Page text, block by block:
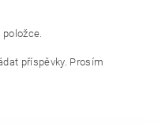
položce.
příspěvky. Prosím